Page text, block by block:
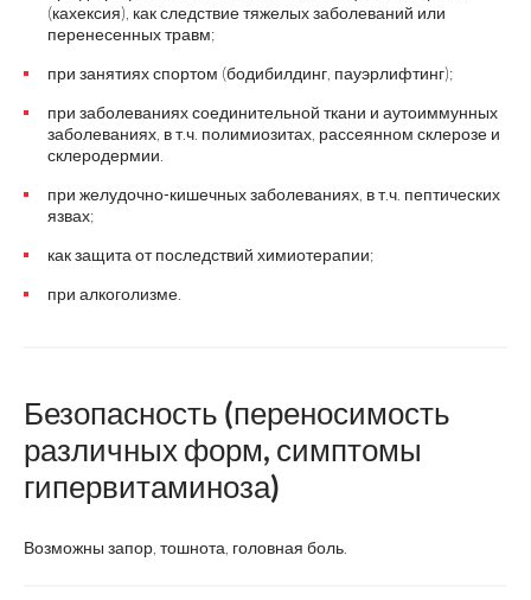
(кахексия), как следствие тяжелых заболеваний или
перенесенных травм;
при занятиях спортом (бодибилдинг, пауэрлифтинг);
при заболеваниях соединительной ткани и аутоиммунных
заболеваниях, в т.ч. полимиозитах, рассеянном склерозе и
склеродермии.
при желудочно-кишечных заболеваниях, в т.ч. пептических
язвах;
как защита от последствий химиотерапии;
при алкоголизме.
Безопасность (переносимость
различных форм, симптомы
гипервитаминоза)
Возможны запор, тошнота, головная боль.